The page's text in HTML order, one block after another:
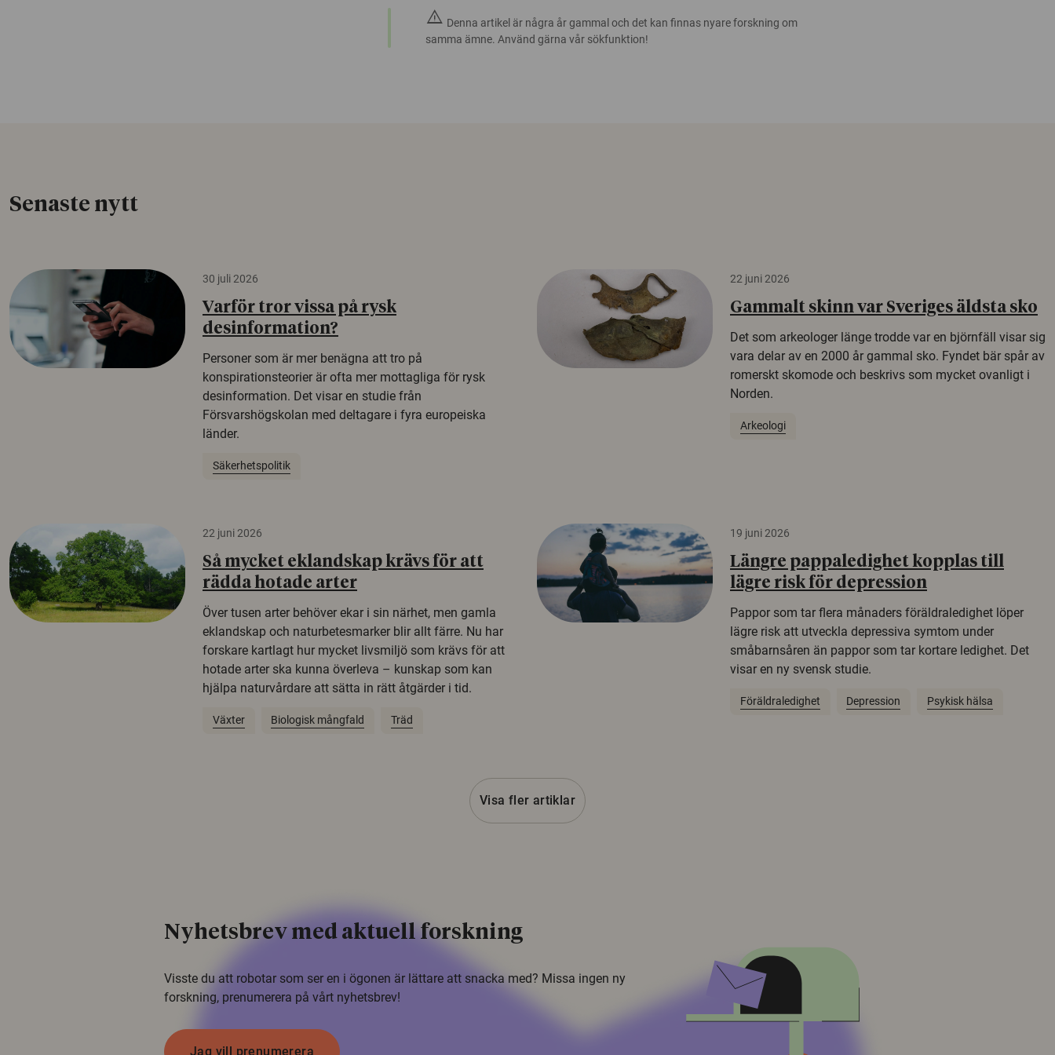
warning Denna artikel är några år gammal och det kan finnas nyare forskning om
samma ämne. Använd gärna vår sökfunktion!
Senaste nytt
30 juli 2026
Varför tror vissa på rysk
desinformation?
Personer som är mer benägna att tro på
konspirationsteorier är ofta mer mottagliga för rysk
desinformation. Det visar en studie från
Försvarshögskolan med deltagare i fyra europeiska
länder.
Säkerhetspolitik
22 juni 2026
Gammalt skinn var Sveriges äldsta sko
Det som arkeologer länge trodde var en björnfäll visar sig
vara delar av en 2000 år gammal sko. Fyndet bär spår av
romerskt skomode och beskrivs som mycket ovanligt i
Norden.
Arkeologi
22 juni 2026
Så mycket eklandskap krävs för att
rädda hotade arter
Över tusen arter behöver ekar i sin närhet, men gamla
eklandskap och naturbetesmarker blir allt färre. Nu har
forskare kartlagt hur mycket livsmiljö som krävs för att
hotade arter ska kunna överleva – kunskap som kan
hjälpa naturvårdare att sätta in rätt åtgärder i tid.
Växter Biologisk mångfald Träd
19 juni 2026
Längre pappaledighet kopplas till
lägre risk för depression
Pappor som tar flera månaders föräldraledighet löper
lägre risk att utveckla depressiva symtom under
småbarnsåren än pappor som tar kortare ledighet. Det
visar en ny svensk studie.
Föräldraledighet Depression Psykisk hälsa
Visa fler artiklar
Nyhetsbrev med aktuell forskning
Visste du att robotar som ser en i ögonen är lättare att snacka med? Missa ingen ny
forskning, prenumerera på vårt nyhetsbrev!
Jag vill prenumerera